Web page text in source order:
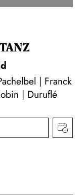
| Franck
| Duruflé